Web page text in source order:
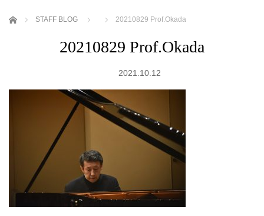
ホーム STAFF BLOG 20210829 Prof.Okada
20210829 Prof.Okada
2021.10.12